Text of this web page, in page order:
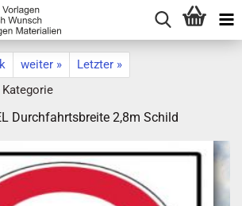
weiter »
Letzter »
Durchfahrtsbreite 2,8m Schild